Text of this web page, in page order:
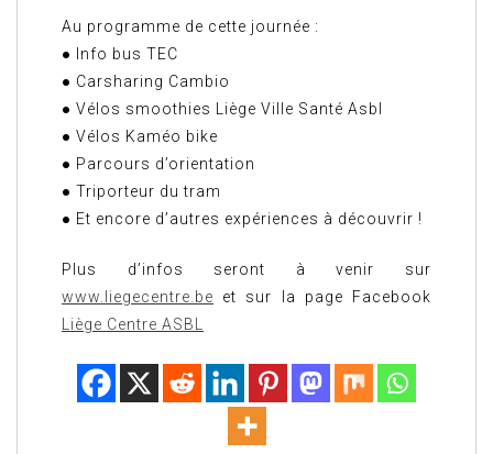
Au programme de cette journée :
● Info bus TEC
● Carsharing Cambio
● Vélos smoothies Liège Ville Santé Asbl
● Vélos Kaméo bike
● Parcours d’orientation
● Triporteur du tram
● Et encore d’autres expériences à découvrir !
Plus d’infos seront à venir sur
www.liegecentre.be et sur la page Facebook
Liège Centre ASBL